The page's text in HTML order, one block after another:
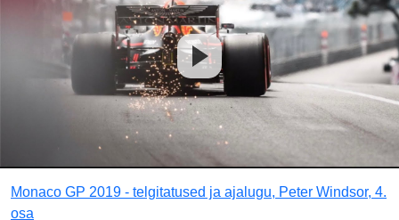
Monaco GP 2019 - telgitatused ja ajalugu, Peter Windsor, 4.
osa